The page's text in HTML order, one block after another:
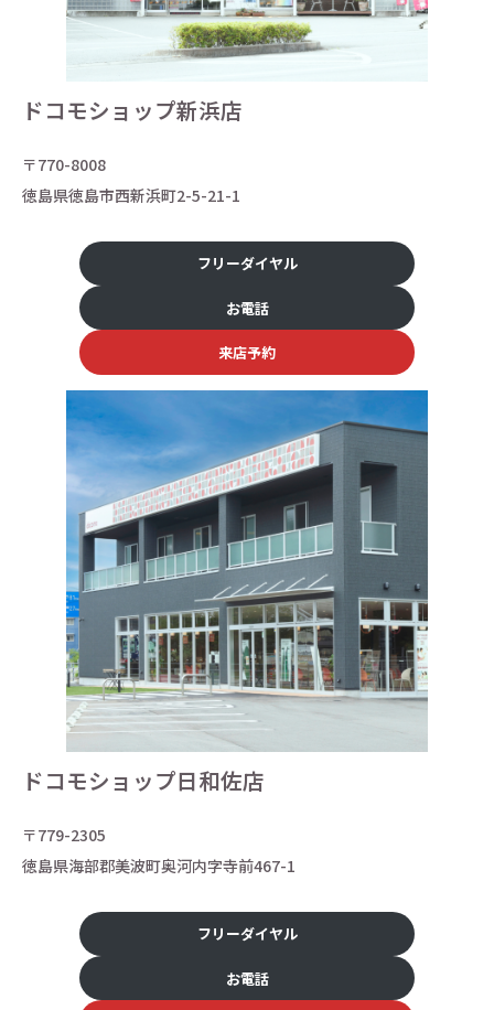
ドコモショップ新浜店
〒770-8008
徳島県徳島市西新浜町2-5-21-1
フリーダイヤル
お電話
来店予約
ドコモショップ日和佐店
〒779-2305
徳島県海部郡美波町奥河内字寺前467-1
フリーダイヤル
お電話